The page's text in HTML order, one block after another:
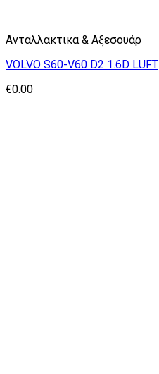
Ανταλλακτικα & Αξεσουάρ
VOLVO S60-V60 D2 1.6D LUFT
€0.00